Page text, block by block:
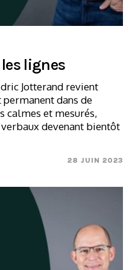
lignes
Jotterand revient
dans de
calmes et mesurés,
devenant bientôt
28 JUIN 2023